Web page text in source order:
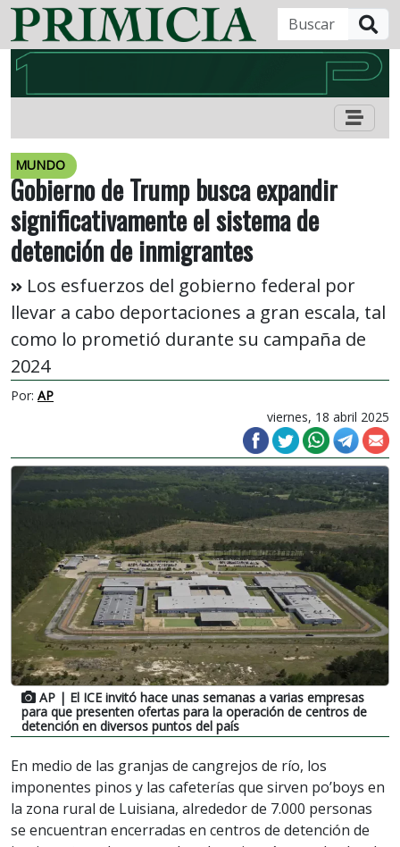
MUNDO
Gobierno de Trump busca expandir
significativamente el sistema de
detención de inmigrantes
Los esfuerzos del gobierno federal por
llevar a cabo deportaciones a gran escala, tal
como lo prometió durante su campaña de
2024
Por: AP
viernes, 18 abril 2025
AP | El ICE invitó hace unas semanas a varias empresas
para que presenten ofertas para la operación de centros de
detención en diversos puntos del país
En medio de las granjas de cangrejos de río, los
imponentes pinos y las cafeterías que sirven po’boys en
la zona rural de Luisiana, alrededor de 7.000 personas
se encuentran encerradas en centros de detención de